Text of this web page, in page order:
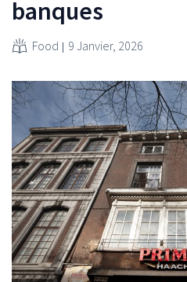
banques
Food 9 Janvier, 2026